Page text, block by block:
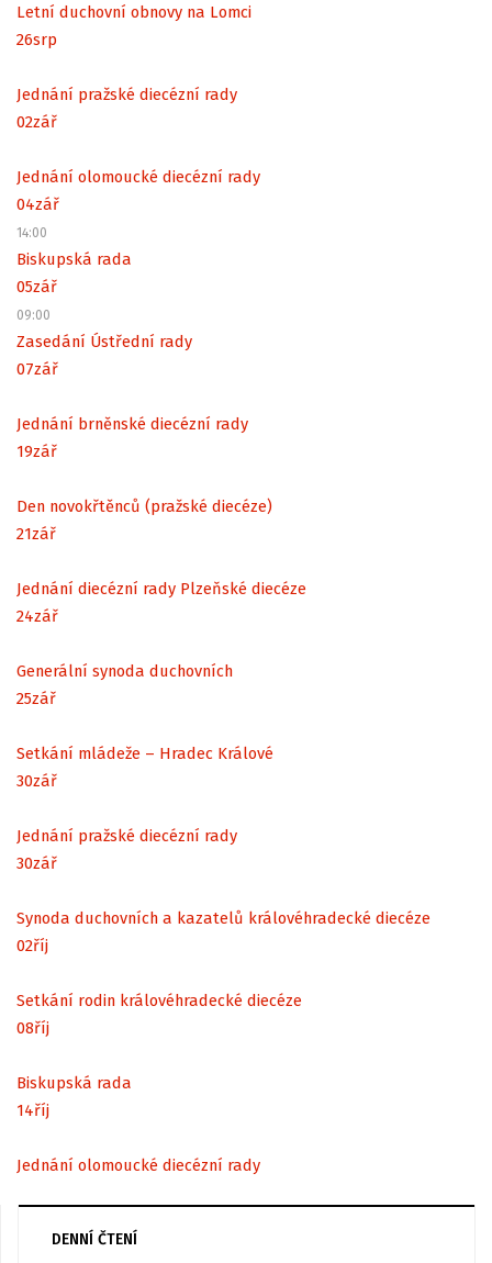
Letní duchovní obnovy na Lomci
26srp
Jednání pražské diecézní rady
02zář
Jednání olomoucké diecézní rady
04zář
14:00
Biskupská rada
05zář
09:00
Zasedání Ústřední rady
07zář
Jednání brněnské diecézní rady
19zář
Den novokřtěnců (pražské diecéze)
21zář
Jednání diecézní rady Plzeňské diecéze
24zář
Generální synoda duchovních
25zář
Setkání mládeže – Hradec Králové
30zář
Jednání pražské diecézní rady
30zář
Synoda duchovních a kazatelů královéhradecké diecéze
02říj
Setkání rodin královéhradecké diecéze
08říj
Biskupská rada
14říj
Jednání olomoucké diecézní rady
DENNÍ ČTENÍ